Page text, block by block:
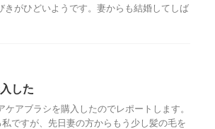
がひどいようです。妻からも結婚してしば
した
アブラシを購入したのでレポートします。
ですが、先日妻の方からもう少し髪の毛を